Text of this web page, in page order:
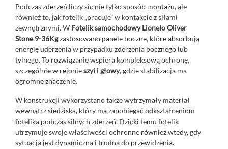
Podczas zderzeń liczy się nie tylko sposób montażu, ale
również to, jak fotelik „pracuje” w kontakcie z siłami
zewnętrznymi. W Fotelik samochodowy Lionelo Oliver
Stone 9-36Kgzastosowano panele boczne, które absorbują
energię uderzenia w przypadku zderzenia bocznego lub
tylnego. To rozwiązanie wspiera kompleksową ochronę,
szczególnie w rejonieszyi i głowy, gdzie stabilizacja ma
ogromne znaczenie.
W konstrukcji wykorzystano także wytrzymały materiał
wewnątrz siedziska, który ma zapobiegać odkształceniom
fotelika podczas silnych zderzeń. Dzięki temu fotelik
utrzymuje swoje właściwości ochronne również wtedy, gdy
sytuacja jest dynamiczna i trudna do przewidzenia.